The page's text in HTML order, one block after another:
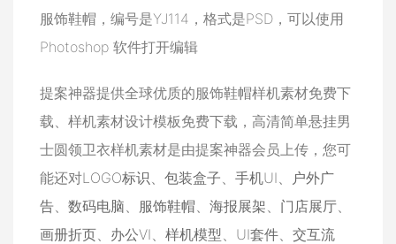
服饰鞋帽，编号是YJ114，格式是PSD，可以使用
Photoshop 软件打开编辑
提案神器提供全球优质的服饰鞋帽样机素材免费下
载、样机素材设计模板免费下载，高清简单悬挂男
士圆领卫衣样机素材是由提案神器会员上传，您可
能还对LOGO标识 包装盒子 手机UI
户外广
告
数码电脑 服饰鞋帽 海报展架 门店展厅
画册折页
办公VI 样机模型 UI套件
交互流